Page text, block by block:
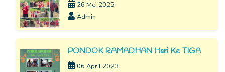
26 Mei 2025
Admin
PONDOK RAMADHAN Hari Ke TIGA
06 April 2023